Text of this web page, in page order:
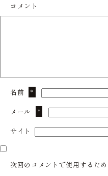
コメント
名前 *
メール *
サイト
次回のコメントで使用するた